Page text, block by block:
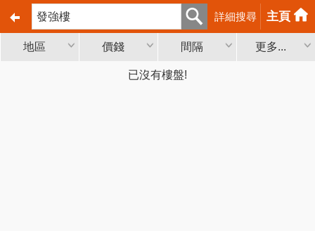
詳細搜尋 主頁
地區 價錢 間隔 更多...
已沒有樓盤!